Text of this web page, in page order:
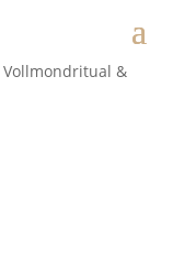
Vollmondritual &